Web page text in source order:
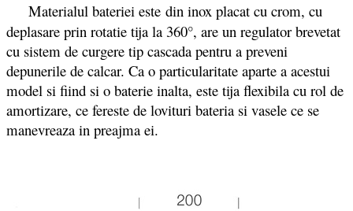
Materialul bateriei este din inox placat cu crom, cu
deplasare prin rotatie tija la 360°, are un regulator brevetat
cu sistem de curgere tip cascada pentru a preveni
depunerile de calcar. Ca o particularitate aparte a acestui
model si fiind si o baterie inalta, este tija flexibila cu rol de
amortizare, ce fereste de lovituri bateria si vasele ce se
manevreaza in preajma ei.